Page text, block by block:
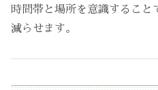
時間帯と場所を意識すること
減らせます。